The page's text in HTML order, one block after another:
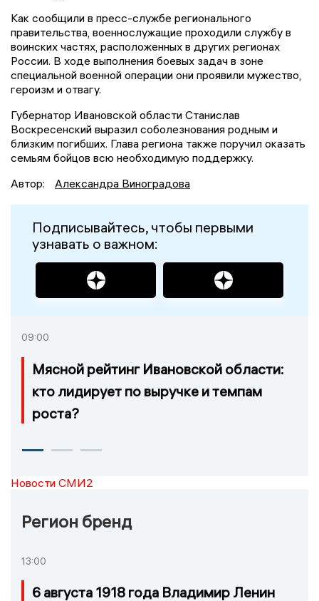
Как сообщили в пресс-службе регионального
правительства, военнослужащие проходили службу в
воинских частях, расположенных в других регионах
России. В ходе выполнения боевых задач в зоне
специальной военной операции они проявили мужество,
героизм и отвагу.
Губернатор Ивановской области Станислав
Воскресенский выразил соболезнования родным и
близким погибших. Глава региона также поручил оказать
семьям бойцов всю необходимую поддержку.
Автор:
Александра Виноградова
Подписывайтесь, чтобы первыми
узнавать о важном:
09:00
Мясной рейтинг Ивановской области:
кто лидирует по выручке и темпам
роста?
Новости СМИ2
Регион бренд
13:00
6 августа 1918 года Владимир Ленин